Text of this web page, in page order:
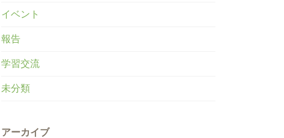
イベント
報告
学習交流
未分類
アーカイブ